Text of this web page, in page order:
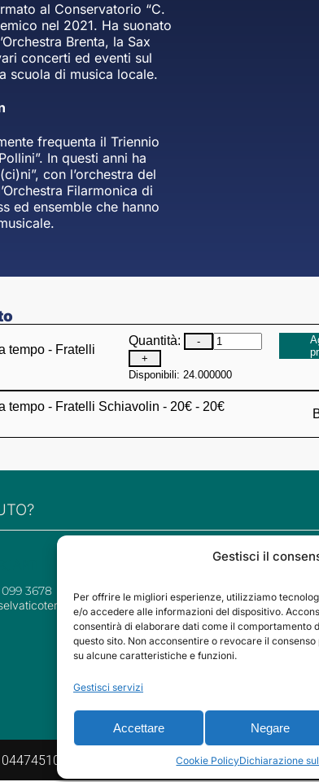
Gestisci il
Per offrire le migliori esperienze, utilizziamo
e/o accedere alle informazioni del dispositivo.
consentirà di elaborare dati come il comportamento
questo sito. Non acconsentire o revocare il
su alcune caratteristiche e funzioni.
Gestisci servizi
Accettare Negare
Cookie PolicyDichiarazione
al Conservatorio “C.
nel 2021. Ha suonato
Brenta, la Sax
concerti ed eventi sul
scuola di musica locale.
frequenta il Triennio
In questi anni ha
con l’orchestra del
Filarmonica di
ed ensemble che hanno
tempo - Fratelli
Quantità:
-
+
Disponibili: 24.000000
tempo - Fratelli Schiavolin - 20€ - 20€
3678
SOCIAL